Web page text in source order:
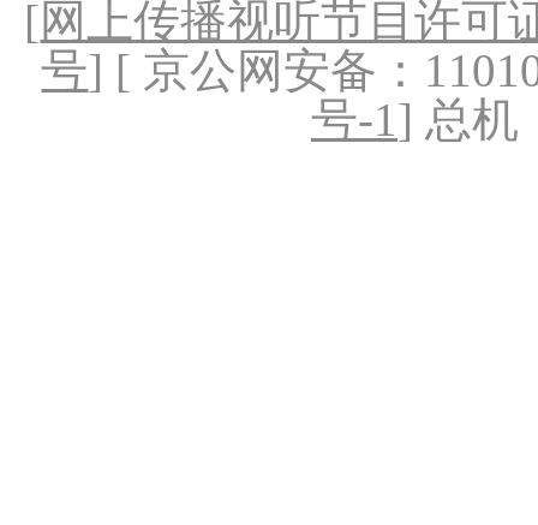
[网上传播视听节目许可
号] [ 京公网安备：
号-1] 总机